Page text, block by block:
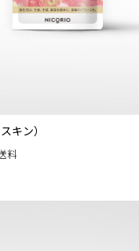
キン）
料